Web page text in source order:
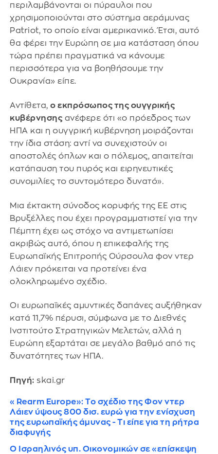
περιλαμβάνονται οι πύραυλοι που
χρησιμοποιούνται στο σύστημα αεράμυνας
Patriot, το οποίο είναι αμερικανικό. Έτσι, αυτό
θα φέρει την Ευρώπη σε μια κατάσταση όπου
τώρα πρέπει πραγματικά να κάνουμε
περισσότερα για να βοηθήσουμε την
Ουκρανία» είπε.
Αντίθετα, ο εκπρόσωπος της ουγγρικής
κυβέρνησης ανέφερε ότι «ο πρόεδρος των
ΗΠΑ και η ουγγρική κυβέρνηση μοιράζονται
την ίδια στάση: αντί να συνεχιστούν οι
αποστολές όπλων και ο πόλεμος, απαιτείται
κατάπαυση του πυρός και ειρηνευτικές
συνομιλίες το συντομότερο δυνατό».
Μια έκτακτη σύνοδος κορυφής της ΕΕ στις
Βρυξέλλες που έχει προγραμματιστεί για την
Πέμπτη έχει ως στόχο να αντιμετωπίσει
ακριβώς αυτό, όπου η επικεφαλής της
Ευρωπαϊκής Επιτροπής Ούρσουλα φον ντερ
Λάιεν πρόκειται να προτείνει ένα
ολοκληρωμένο σχέδιο.
Οι ευρωπαϊκές αμυντικές δαπάνες αυξήθηκαν
κατά 11,7% πέρυσι, σύμφωνα με το Διεθνές
Ινστιτούτο Στρατηγικών Μελετών, αλλά η
Ευρώπη εξαρτάται σε μεγάλο βαθμό από τις
δυνατότητες των ΗΠΑ.
Πηγή: skai.gr
«Rearm Europe»: Το σχέδιο της Φον ντερ
Λάιεν ύψους 800 δισ. ευρώ για την ενίσχυση
της ευρωπαϊκής άμυνας - Τι είπε για τη ρήτρα
διαφυγής
Ο Ισραηλινός υπ. Οικονομικών σε «επίσκεψη